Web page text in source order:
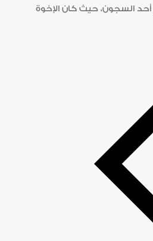
السجون، حيث كان الإخوة